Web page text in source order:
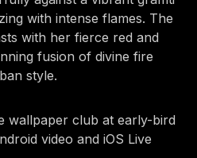
with intense flames. The
with her fierce red and
fusion of divine fire
style.
wallpaper club at early-bird
video and iOS Live